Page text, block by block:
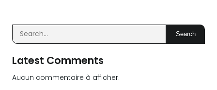
Search
Latest Comments
Aucun commentaire à afficher.